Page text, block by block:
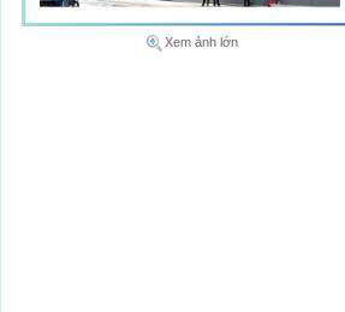
Xem ảnh lớn